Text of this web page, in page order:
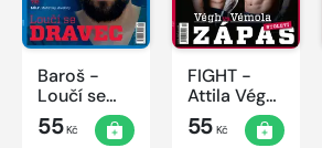
Baroš -
Loučí se
dravec
55Kč
FIGHT -
Attila Végh
vs. Karlos
Vémola
55Kč